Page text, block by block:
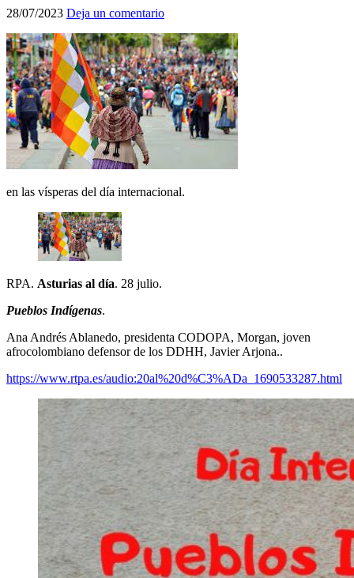
28/07/2023 Deja un comentario
en las vísperas del día internacional.
RPA. Asturias al día. 28 julio.
Pueblos Indígenas.
Ana Andrés Ablanedo, presidenta CODOPA, Morgan, joven
afrocolombiano defensor de los DDHH, Javier Arjona..
https://www.rtpa.es/audio:20al%20d%C3%ADa_1690533287.html